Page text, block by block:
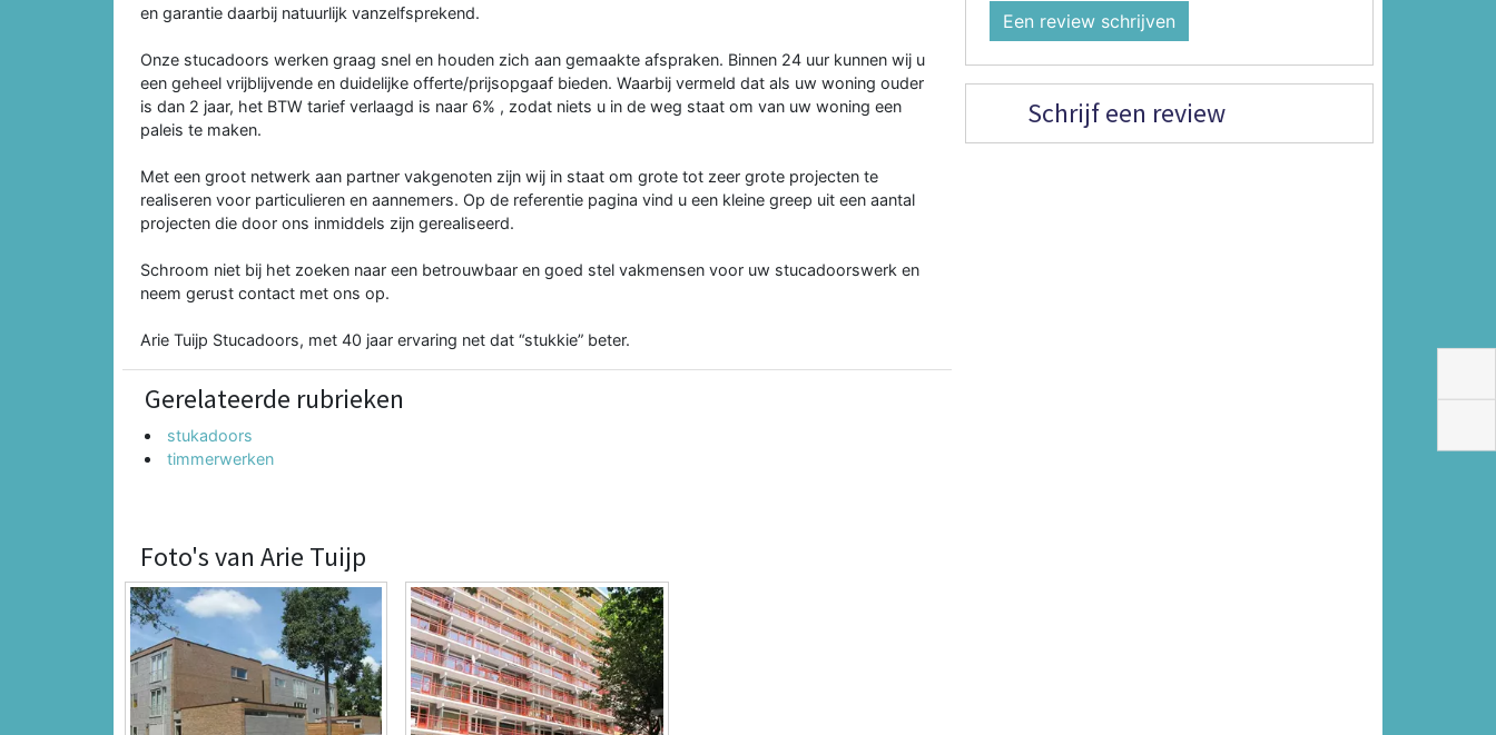
en garantie daarbij natuurlijk vanzelfsprekend.
Onze stucadoors werken graag snel en houden zich aan gemaakte afspraken. Binnen 24 uur kunnen wij u
een geheel vrijblijvende en duidelijke offerte/prijsopgaaf bieden. Waarbij vermeld dat als uw woning ouder
is dan 2 jaar, het BTW tarief verlaagd is naar 6% , zodat niets u in de weg staat om van uw woning een
paleis te maken.
Met een groot netwerk aan partner vakgenoten zijn wij in staat om grote tot zeer grote projecten te
realiseren voor particulieren en aannemers. Op de referentie pagina vind u een kleine greep uit een aantal
projecten die door ons inmiddels zijn gerealiseerd.
Schroom niet bij het zoeken naar een betrouwbaar en goed stel vakmensen voor uw stucadoorswerk en
neem gerust contact met ons op.
Arie Tuijp Stucadoors, met 40 jaar ervaring net dat “stukkie” beter.
Gerelateerde rubrieken
stukadoors
timmerwerken
Foto's van Arie Tuijp
Een review schrijven
Schrijf een review